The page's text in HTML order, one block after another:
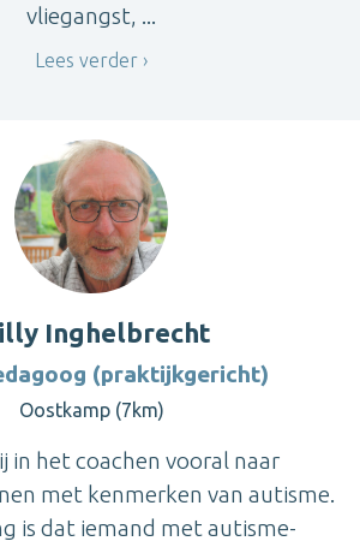
vliegangst, ...
Lees verder
Inghelbrecht
(praktijkgericht)
Oostkamp (7km)
in het coachen vooral naar
met kenmerken van autisme.
is dat iemand met autisme-